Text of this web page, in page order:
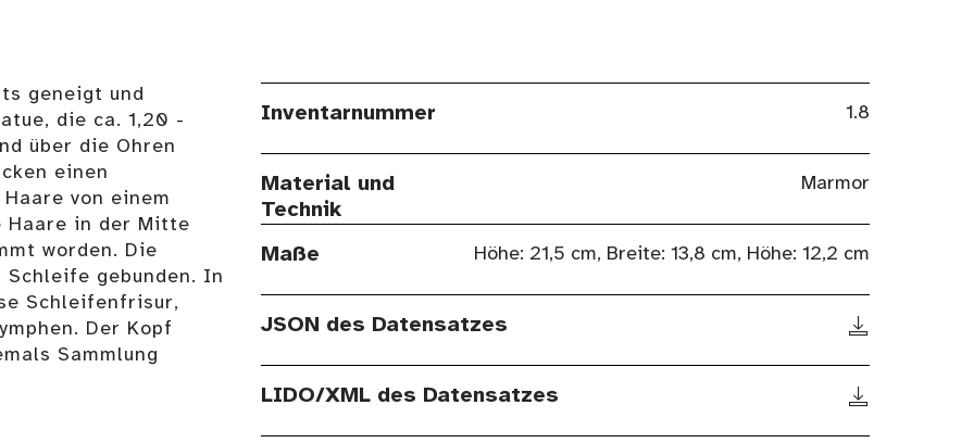
geneigt und
die ca. 1,20 -
über die Ohren
einen
von einem
Haare in der Mitte
worden. Die
gebunden. In
Schleifenfrisur,
Der Kopf
Sammlung
Inventarnummer 1.8
Material und
Technik
Marmor
Maße Höhe: 21,5 cm, Breite: 13,8 cm, Höhe: 12,2 cm
JSON des Datensatzes
LIDO/XML des Datensatzes